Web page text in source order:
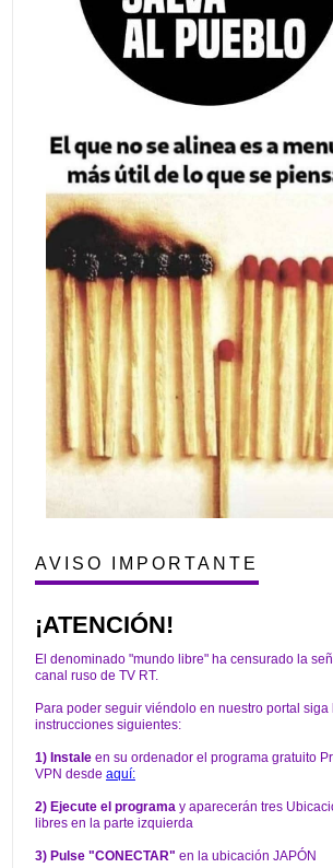
AVISO IMPORTANTE
¡ATENCIÓN!
El denominado "mundo libre" ha censurado la
canal ruso de TV RT.
Para poder seguir viéndolo en nuestro portal siga
instrucciones siguientes:
1) Instale en su ordenador el programa gratuito
VPN desde aquí:
2) Ejecute el programa y aparecerán tres
libres en la parte izquierda
3) Pulse "CONECTAR" en la ubicación JAPÓN